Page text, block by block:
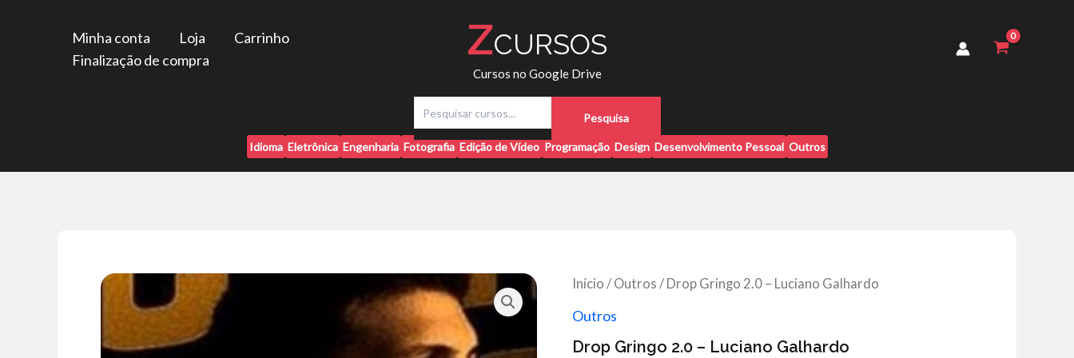
Minha conta Loja
Carrinho
Finalização de compra
ZCURSOS
Cursos no Google Drive
q
Pesquisa
Idioma Eletrônica Engenharia Fotografia Edição de Vídeo Programação Design Desenvolvimento Pessoal Outros
Início / Outros / Drop Gringo 2.0 – Luciano Galhardo
Outros
Drop Gringo 2.0 – Luciano Galhardo